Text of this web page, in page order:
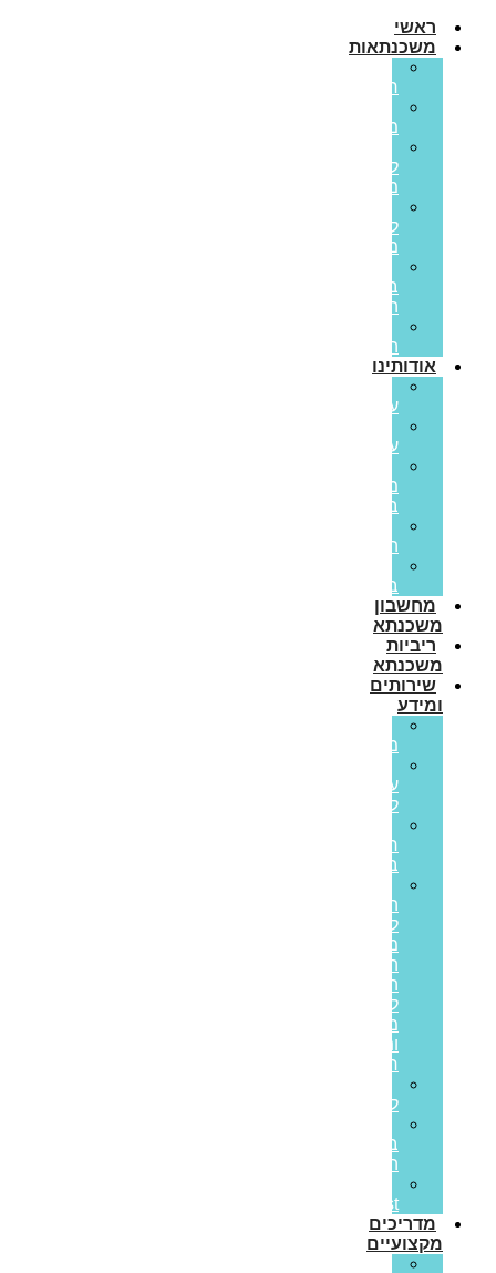
ראשי
משכנתאות
חדשה
משכנתא
לכל
מטרה
לנכס
מסחרי
בערבות
המדינה
הפוכה
אודותינו
עלינו
עלינו
משכנתאות
בתקשורת
הצלחה
בפריים
מחשבון
משכנתא
ריביות
משכנתא
שירותים
ומידע
משכנתא
עצמי
למשכנתא
חוץ
בנקאית
הלוואות
לבעלי
משכנתאות:
המדריך
המלא
ליציאה
מחובות
ותזרים
חיובי
לעסקים
בערבות
המדינה
Invest
מדריכים
מקצועיים